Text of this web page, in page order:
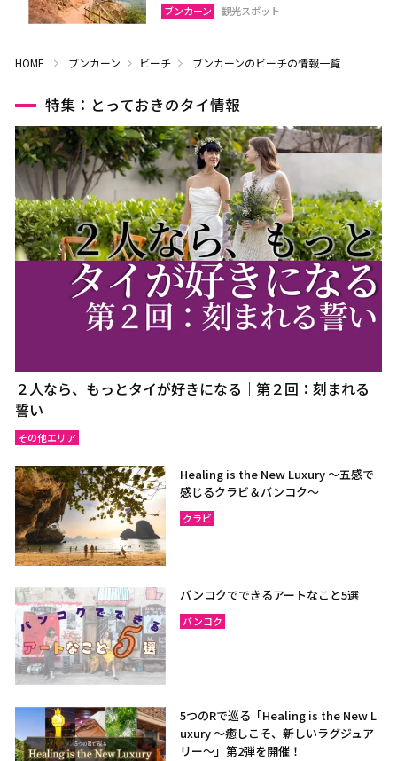
ブンカーン 観光スポット
HOME ブンカーン ビーチ ブンカーンのビーチの情報一覧
特集：とっておきのタイ情報
２人なら、もっとタイが好きになる｜第２回：刻まれる
誓い
その他エリア
Healing is the New Luxury ～五感で
感じるクラビ＆バンコク～
クラビ
バンコクでできるアートなこと5選
バンコク
5つのRで巡る「Healing is the New L
uxury ～癒しこそ、新しいラグジュア
リー〜」第2弾を開催！